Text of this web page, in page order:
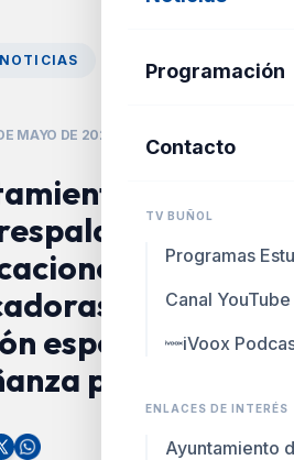
Programación
Contacto
TV BUÑOL
Programas
Canal YouTube
iVoox
ENLACES DE INTERÉS
Ayuntamiento
MAYO DE 2026
de
las
de
de
especial y
pública